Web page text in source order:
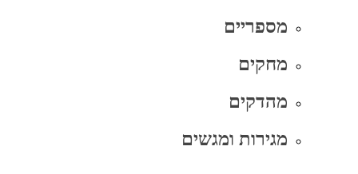
מספריים
מחקים
מהדקים
מגירות ומגשים